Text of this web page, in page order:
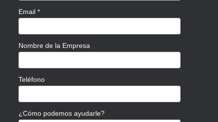
Email *
Nombre de la Empresa
Teléfono
¿Cómo podemos ayudarle?